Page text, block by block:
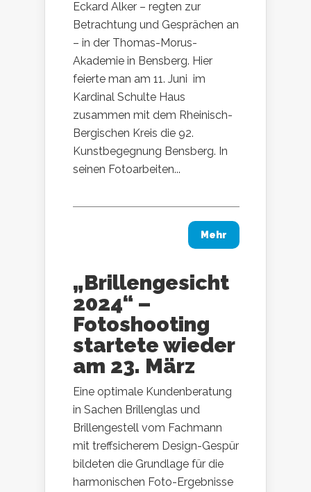
Eckard Alker – regten zur
Betrachtung und Gesprächen an
– in der Thomas-Morus-
Akademie in Bensberg. Hier
feierte man am 11. Juni im
Kardinal Schulte Haus
zusammen mit dem Rheinisch-
Bergischen Kreis die 92.
Kunstbegegnung Bensberg. In
seinen Fotoarbeiten...
Mehr
„Brillengesicht
2024“ –
Fotoshooting
startete wieder
am 23. März
Eine optimale Kundenberatung
in Sachen Brillenglas und
Brillengestell vom Fachmann
mit treffsicherem Design-Gespür
bildeten die Grundlage für die
harmonischen Foto-Ergebnisse